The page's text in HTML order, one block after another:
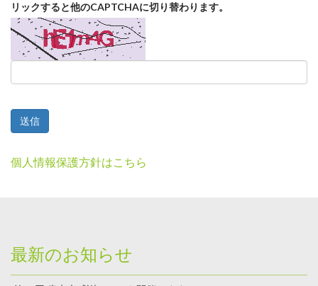
リックすると他のCAPTCHAに切り替わります。
個人情報保護方針はこちら
最新のお知らせ